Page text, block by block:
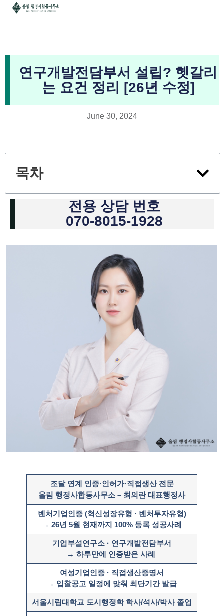
연구개발전담부서 설립? 헷갈리
는 요건 정리 [26년 수정]
June 30, 2024
목차
전용 상담 번호
070-8015-1928
조달 연계 인증·인허가·직접생산 전문
올림 행정사합동사무소 – 최의란 대표행정사
벤처기업인증 (혁신성장유형 · 벤처투자유형)
→ 26년 5월 현재까지 100% 등록 성공사례
기업부설연구소 · 연구개발전담부서
→ 하루만에 인증받은 사례 ​
여성기업인증 · 직접생산증명서
→ 입찰공고 일정에 맞춰 최단기간 발급
서울시립대학교 도시행정학 학사/석사/박사 졸업